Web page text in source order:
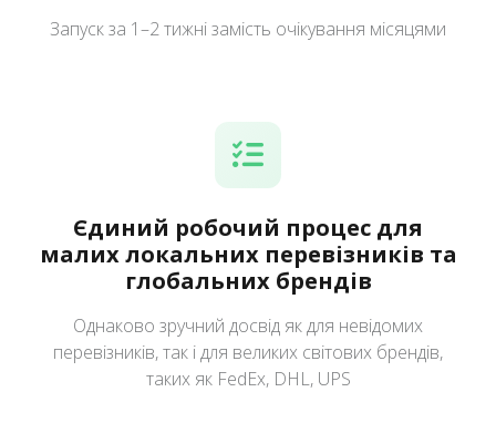
Запуск за 1–2 тижні замість очікування місяцями
Єдиний робочий процес для
малих локальних перевізників та
глобальних брендів
Однаково зручний досвід як для невідомих
перевізників, так і для великих світових брендів,
таких як FedEx, DHL, UPS